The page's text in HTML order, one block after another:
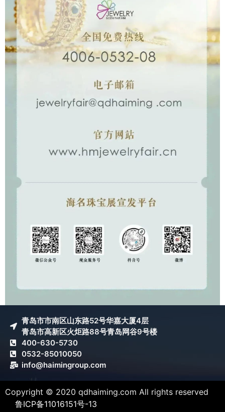
青岛市市南区山东路52号华嘉大厦4层
青岛市高新区火炬路88号青岛网谷9号楼
400-630-5730
0532-85010050
info@haimingroup.com
Copyright © 2020 qdhaiming.com All rights reserved
鲁ICP备11016151号-13